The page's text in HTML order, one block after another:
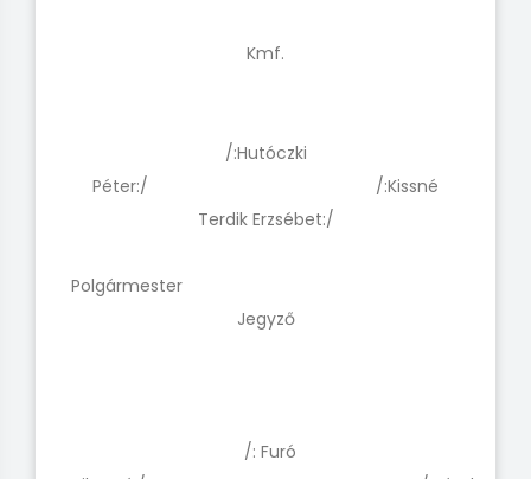
Kmf.
/:Hutóczki
Péter:/ /:Kissné
Terdik Erzsébet:/
Polgármester
Jegyző
/: Furó